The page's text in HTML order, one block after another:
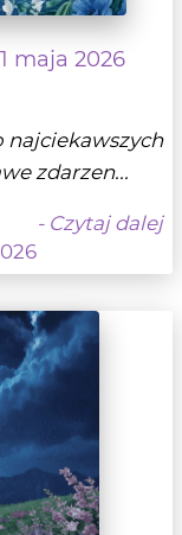
maja 2026
najciekawszych
zdarzen...
- Czytaj dalej